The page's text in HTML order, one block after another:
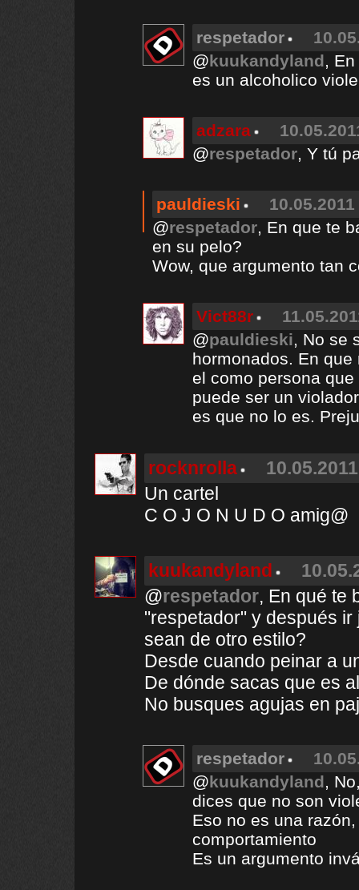
respetador
@kuukandyland,
es un alcoholico
adzara
@respetador, Y tú
pauldieski
@respetador, En que te
en su pelo?
Wow, que argumento tan
Vict88r
@pauldieski, No se
hormonados. En
el como persona
puede ser un
es que no lo es.
rocknrolla
Un cartel
C O J O N U D O amig@
kuukandyland
@respetador, En qué te
"respetador" y después
sean de otro estilo?
Desde cuando peinar a
De dónde sacas que es
No busques agujas en
respetador
@kuukandyland,
dices que no son
Eso no es una
comportamiento
Es un argumento